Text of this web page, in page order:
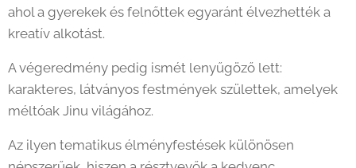
ahol a gyerekek és felnőttek egyaránt élvezhették a
kreatív alkotást.
A végeredmény pedig ismét lenyűgöző lett:
karakteres, látványos festmények születtek, amelyek
méltóak Jinu világához. 🎨
Az ilyen tematikus élményfestések különösen